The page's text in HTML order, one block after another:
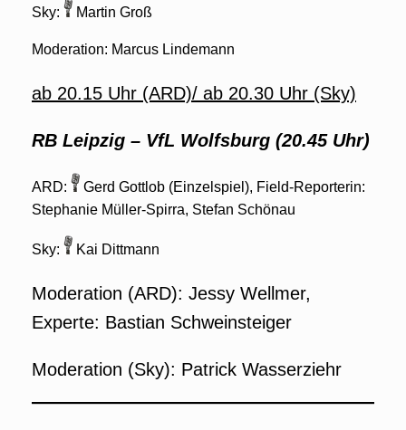
Sky: Martin Groß
Moderation: Marcus Lindemann
ab 20.15 Uhr (ARD)/ ab 20.30 Uhr (Sky)
RB Leipzig – VfL Wolfsburg (20.45 Uhr)
ARD:
Gerd Gottlob (Einzelspiel), Field-Reporterin:
Stephanie Müller-Spirra, Stefan Schönau
Sky: Kai Dittmann
Moderation (ARD): Jessy Wellmer,
Experte: Bastian Schweinsteiger
Moderation (Sky): Patrick Wasserziehr